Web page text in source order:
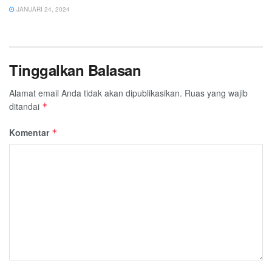
JANUARI 24, 2024
Tinggalkan Balasan
Alamat email Anda tidak akan dipublikasikan. Ruas yang wajib
ditandai *
Komentar *